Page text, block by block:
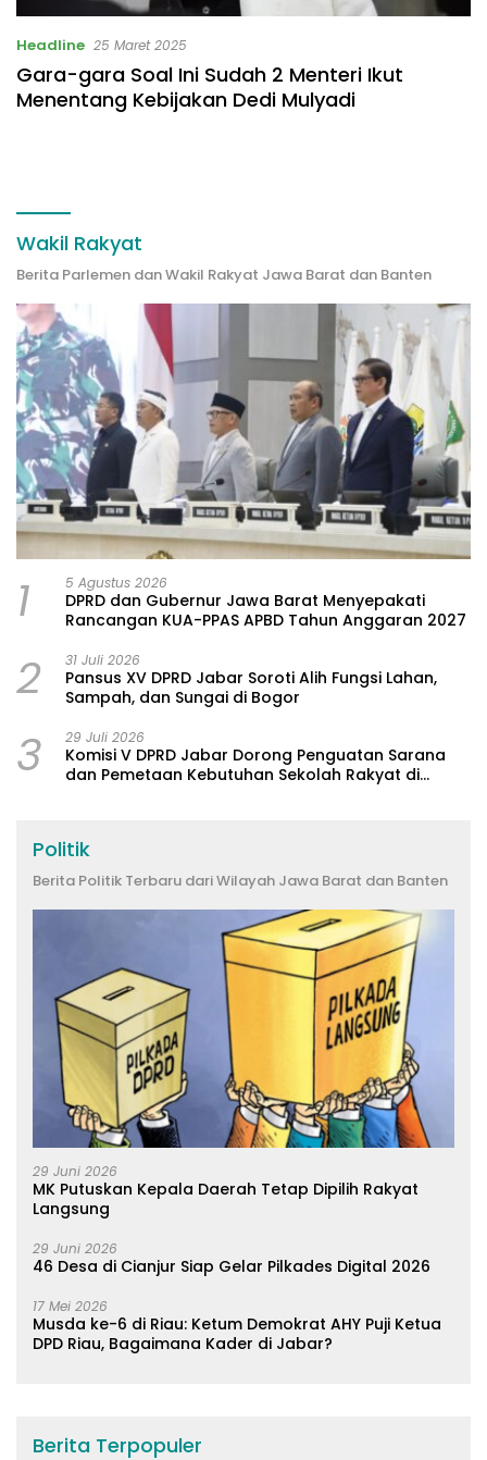
Headline 25 Maret 2025
Gara-gara Soal Ini Sudah 2 Menteri Ikut
Menentang Kebijakan Dedi Mulyadi
Wakil Rakyat
Berita Parlemen dan Wakil Rakyat Jawa Barat dan Banten
1 5 Agustus 2026
DPRD dan Gubernur Jawa Barat Menyepakati
Rancangan KUA-PPAS APBD Tahun Anggaran 2027
2 31 Juli 2026
Pansus XV DPRD Jabar Soroti Alih Fungsi Lahan,
Sampah, dan Sungai di Bogor
3 29 Juli 2026
Komisi V DPRD Jabar Dorong Penguatan Sarana
dan Pemetaan Kebutuhan Sekolah Rakyat di
Politik
Berita Politik Terbaru dari Wilayah Jawa Barat dan Banten
29 Juni 2026
MK Putuskan Kepala Daerah Tetap Dipilih Rakyat
Langsung
29 Juni 2026
46 Desa di Cianjur Siap Gelar Pilkades Digital 2026
17 Mei 2026
Musda ke-6 di Riau: Ketum Demokrat AHY Puji Ketua
DPD Riau, Bagaimana Kader di Jabar?
Berita Terpopuler